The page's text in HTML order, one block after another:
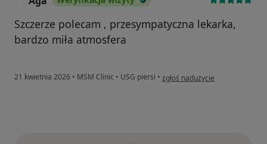
Szczerze polecam , przesympatyczna lekarka,
bardzo miła atmosfera
21 kwietnia 2026 • MSM Clinic • USG piersi • w opinii użytkownika Aga
zgłoś nadużycie